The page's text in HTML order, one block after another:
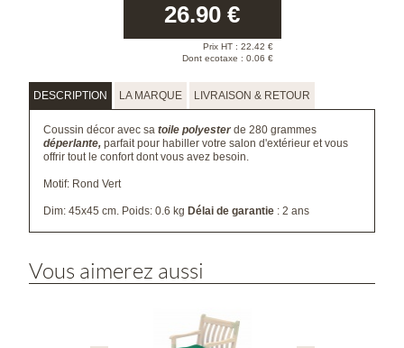
26.90 €
Prix HT : 22.42 €
Dont ecotaxe : 0.06 €
DESCRIPTION LA MARQUE LIVRAISON & RETOUR
Coussin décor avec sa toilepolyester de 280 grammes
déperlante, parfait pour habiller votre salon d'extérieur et vous
offrir tout le confort dont vous avez besoin.
Motif: Rond Vert
Dim: 45x45 cm. Poids: 0.6 kg Délai de garantie : 2 ans
Vous aimerez aussi